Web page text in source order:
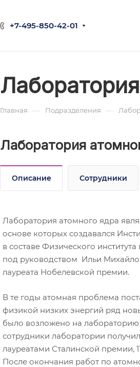
+7-495-850-42-01
Главная — Подразделения —
Лаборатория
Описание Сотрудники
Лаборатория атомного ядра
основе которых создавался
в составе Физического
под руководством Ильи
лауреата Нобелевской премии.
В те годы атомная проблема
физикой низких энергий ряд
было возложено на
сотрудники лаборатории
лауреатами Сталинской премии,
После окончания работ по